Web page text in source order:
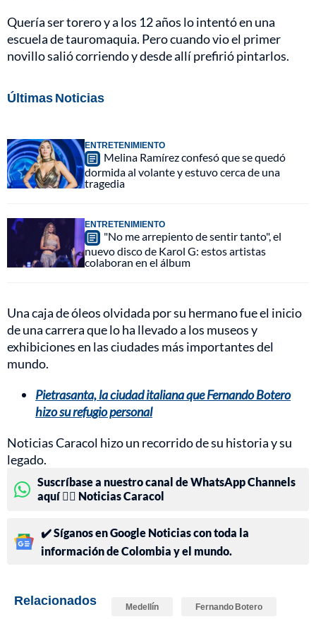
Quería ser torero y a los 12 años lo intentó en una
escuela de tauromaquia. Pero cuando vio el primer
novillo salió corriendo y desde allí prefirió pintarlos.
Últimas Noticias
ENTRETENIMIENTO
Melina Ramírez confesó que se quedó
dormida al volante y estuvo cerca de una
tragedia
ENTRETENIMIENTO
"No me arrepiento de sentir tanto", el
nuevo disco de Karol G: estos artistas
colaboran en el álbum
Una caja de óleos olvidada por su hermano fue el inicio
de una carrera que lo ha llevado a los museos y
exhibiciones en las ciudades más importantes del
mundo.
Pietrasanta, la ciudad italiana que Fernando Botero
hizo su refugio personal
Noticias Caracol hizo un recorrido de su historia y su
legado.
Suscríbase a nuestro canal de WhatsApp Channels
aquí 👉🏻 Noticias Caracol
✔️ Síganos en Google Noticias con toda la
información de Colombia y el mundo.
Relacionados Medellín Fernando Botero